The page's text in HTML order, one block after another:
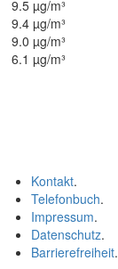
9.5 µg/m³
9.4 µg/m³
9.0 µg/m³
6.1 µg/m³
Kontakt.
Telefonbuch.
Impressum.
Datenschutz.
Barrierefreiheit.